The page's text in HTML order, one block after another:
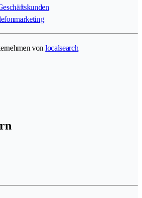
von localsearch